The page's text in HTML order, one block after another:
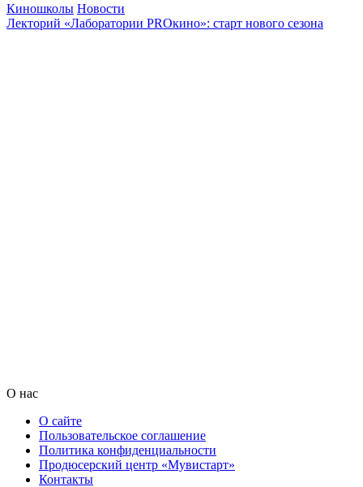
Киношколы Новости
Лекторий «Лаборатории PROкино»: старт нового сезона
О нас
О сайте
Пользовательское соглашение
Политика конфиденциальности
Продюсерский центр «Мувистарт»
Контакты